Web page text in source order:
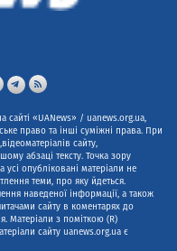
сайті «UANews» / uanews.org.ua,
право та інші суміжні права. При
сайту,
абзаці тексту. Точка зору
усі опубліковані матеріали не
теми, про яку йдеться.
наведеної інформації, а також
сайту в коментарях до
Матеріали з поміткою (R)
сайту uanews.org.ua є